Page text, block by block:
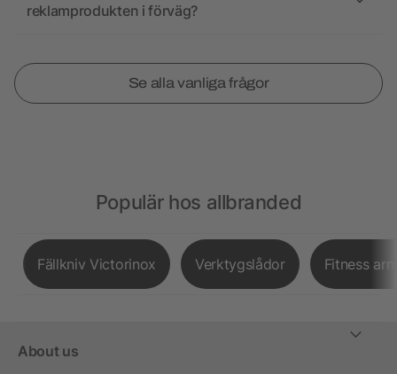
reklamprodukten i förväg?
Se alla vanliga frågor
Populär hos allbranded
Fällkniv Victorinox Verktygslådor Fitness
About us